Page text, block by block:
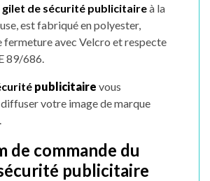
gilet de sécurité publicitaireà la
est fabriqué en polyester,
fermeture avec Velcro et respecte
89/686.
publicitaire vous
votre image de marque
de commande du
publicitaire